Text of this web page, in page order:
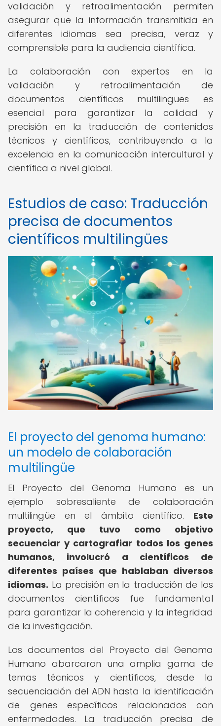
validación y retroalimentación permiten
asegurar que la información transmitida en
diferentes idiomas sea precisa, veraz y
comprensible para la audiencia científica.
La colaboración con expertos en la
validación y retroalimentación de
documentos científicos multilingües es
esencial para garantizar la calidad y
precisión en la traducción de contenidos
técnicos y científicos, contribuyendo a la
excelencia en la comunicación intercultural y
científica a nivel global.
Estudios de caso: Traducción
precisa de documentos
científicos multilingües
El proyecto del genoma humano:
un modelo de colaboración
multilingüe
El Proyecto del Genoma Humano es un
ejemplo sobresaliente de colaboración
multilingüe en el ámbito científico. Este
proyecto, que tuvo como objetivo
secuenciar y cartografiar todos los genes
humanos, involucró a científicos de
diferentes países que hablaban diversos
idiomas. La precisión en la traducción de los
documentos científicos fue fundamental
para garantizar la coherencia y la integridad
de la investigación.
Los documentos del Proyecto del Genoma
Humano abarcaron una amplia gama de
temas técnicos y científicos, desde la
secuenciación del ADN hasta la identificación
de genes específicos relacionados con
enfermedades. La traducción precisa de